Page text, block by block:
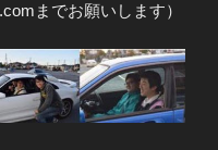
までお願いします）